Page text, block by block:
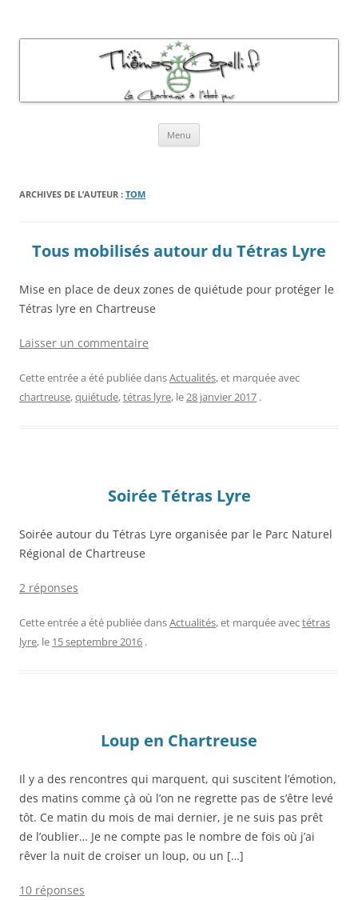
Menu
ARCHIVES DE L’AUTEUR : TOM
Tous mobilisés autour du Tétras Lyre
Mise en place de deux zones de quiétude pour protéger le
Tétras lyre en Chartreuse
Laisser un commentaire
Cette entrée a été publiée dansActualités, et marquée avec
chartreuse,quiétude,tétras lyre, le28 janvier 2017 .
Soirée Tétras Lyre
Soirée autour du Tétras Lyre organisée par le Parc Naturel
Régional de Chartreuse
2 réponses
Cette entrée a été publiée dansActualités, et marquée avectétras
lyre, le 15 septembre 2016 .
Loup en Chartreuse
Il y a des rencontres qui marquent, qui suscitent l’émotion,
des matins comme çà où l’on ne regrette pas de s’être levé
tôt. Ce matin du mois de mai dernier, je ne suis pas prêt
de l’oublier… Je ne compte pas le nombre de fois où j’ai
rêver la nuit de croiser un loup, ou un […]
10 réponses